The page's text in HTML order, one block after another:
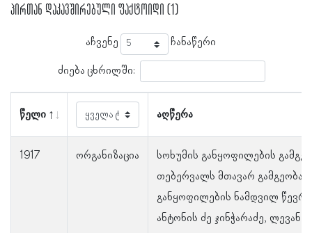
პირთან დაკავშირებული ფაქტოიდი (1)
აჩვენე ჩანაწერი
ძიება ცხრილში:
წელი აღწერა
1917 ორგანიზაცია
სოხუმის განყოფილების
თებერვალს მთავარ გამგეობას
განყოფილების ნამდვილ
ანტონის ძე ჯინჭარაძე, ლევან